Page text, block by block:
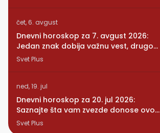
čet, 6. avgust
Dnevni horoskop za 7. avgust 2026:
Jedan znak dobija važnu vest, drugom
se vraća osoba iz prošlosti
Svet Plus
ned, 19. jul
Dnevni horoskop za 20. jul 2026:
Saznajte šta vam zvezde donose ovog
ponedeljka
Svet Plus